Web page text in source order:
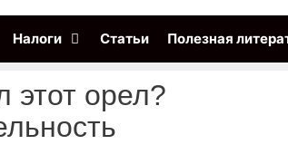
Налоги Статьи Полезная
этот орел?